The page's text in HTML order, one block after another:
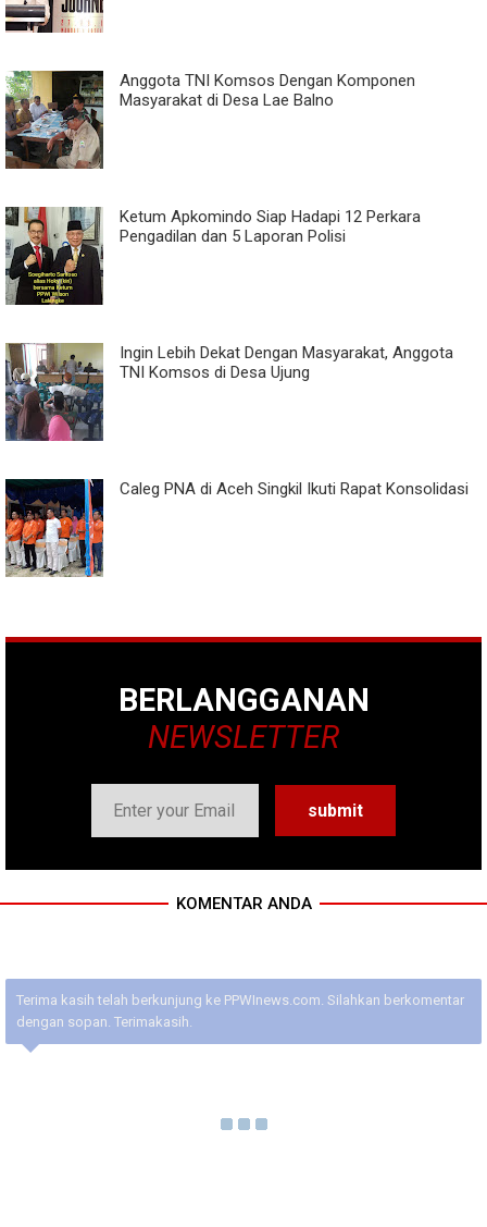
Anggota TNI Komsos Dengan Komponen
Masyarakat di Desa Lae Balno
Ketum Apkomindo Siap Hadapi 12 Perkara
Pengadilan dan 5 Laporan Polisi
Ingin Lebih Dekat Dengan Masyarakat, Anggota
TNI Komsos di Desa Ujung
Caleg PNA di Aceh Singkil Ikuti Rapat Konsolidasi
BERLANGGANAN
NEWSLETTER
KOMENTAR ANDA
Terima kasih telah berkunjung ke PPWInews.com. Silahkan berkomentar
dengan sopan. Terimakasih.